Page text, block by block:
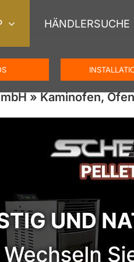
HÄNDLERSUCHE
» Kaminofen, Ofen